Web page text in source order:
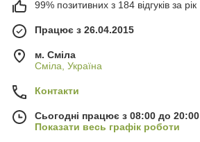
99% позитивних з 184 відгуків за рік
Працює з 26.04.2015
м. Сміла
Сміла, Україна
Контакти
Сьогодні працює з 08:00 до 20:00
Показати весь графік роботи